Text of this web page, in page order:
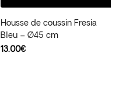
Housse de coussin Fresia
Bleu – Ø45 cm
13.00€